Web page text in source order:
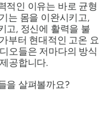
적인 이유는 바로 균형
는 몸을 이완시키고,
고, 정신에 활력을 불
부터 현대적인 고온 요
오들은 저마다의 방식
공합니다.
을 살펴볼까요?